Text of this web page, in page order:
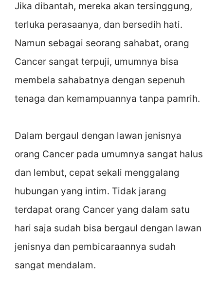
Jika dibantah, mereka akan tersinggung,
terluka perasaanya, dan bersedih hati.
Namun sebagai seorang sahabat, orang
Cancer sangat terpuji, umumnya bisa
membela sahabatnya dengan sepenuh
tenaga dan kemampuannya tanpa pamrih.
Dalam bergaul dengan lawan jenisnya
orang Cancer pada umumnya sangat halus
dan lembut, cepat sekali menggalang
hubungan yang intim. Tidak jarang
terdapat orang Cancer yang dalam satu
hari saja sudah bisa bergaul dengan lawan
jenisnya dan pembicaraannya sudah
sangat mendalam.